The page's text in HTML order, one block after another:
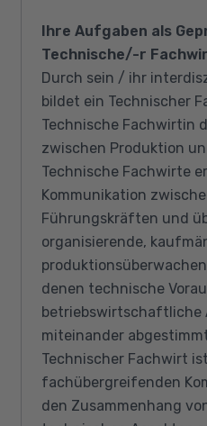
Ihre Aufgaben als
Technische/-r
Durch sein / ihr
bildet ein Technischer
Technische Fachwirtin
zwischen Produktion
Technische Fachwirte
Kommunikation
Führungskräften und
organisierende,
denen technische
betriebswirtschaftliche
miteinander
Technischer Fachwirt
fachübergreifenden
den Zusammenhang